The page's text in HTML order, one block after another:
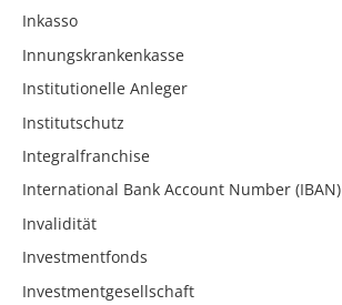
Inkasso
Innungskrankenkasse
Institutionelle Anleger
Institutschutz
Integralfranchise
International Bank Account Number (IBAN)
Invalidität
Investmentfonds
Investmentgesellschaft